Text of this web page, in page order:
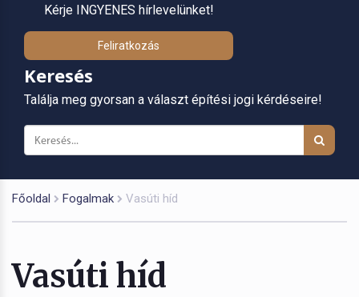
Kérje INGYENES hírlevelünket!
Feliratkozás
Keresés
Találja meg gyorsan a választ építési jogi kérdéseire!
Főoldal Fogalmak Vasúti híd
Vasúti híd